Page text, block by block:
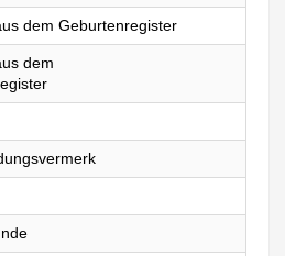
dem Geburtenregister
dem